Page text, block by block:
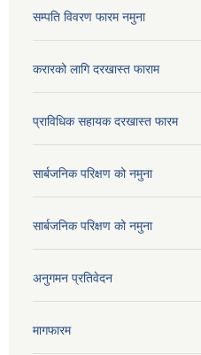
सम्पति विवरण फारम नमुना
करारको लागि दरखास्त फाराम
प्राविधिक सहायक दरखास्त फारम
सार्बजनिक परिक्षण को नमुना
सार्बजनिक परिक्षण को नमुना
अनुगमन प्रतिवेदन
मागफारम